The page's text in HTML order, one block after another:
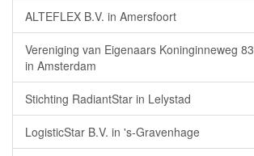
ALTEFLEX B.V. in Amersfoort
Vereniging van Eigenaars Koninginneweg
in Amsterdam
Stichting RadiantStar in Lelystad
LogisticStar B.V. in 's-Gravenhage